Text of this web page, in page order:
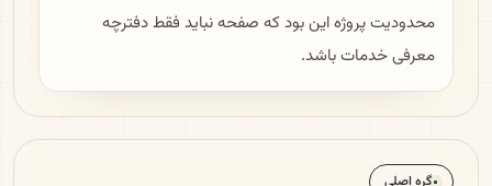
محدودیت پروژه این بود که صفحه نباید فقط دفترچه
معرفی خدمات باشد.
گره اصلی